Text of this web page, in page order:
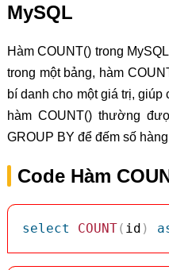
MySQL
Hàm COUNT() trong
trong một bảng, hàm
bí danh cho một giá trị,
hàm COUNT() thường
GROUP BY để đếm số
Code Hàm
select COUNT( id )